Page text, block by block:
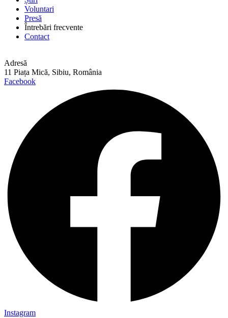
Voluntari
Presă
Întrebări frecvente
Contact
Adresă
11 Piața Mică, Sibiu, România
Facebook
Instagram